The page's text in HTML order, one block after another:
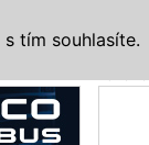
tím souhlasíte.